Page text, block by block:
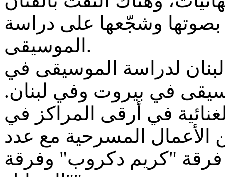
بصوتها وشجّعها على دراسة
الموسيقى.
منذ 1999 في لبنان لدراسة الموسيقى في
في بيروت وفي لبنان.
في أرقى المراكز في
الأعمال المسرحية مع عدد
فرقة "كريم دكروب" وفرقة